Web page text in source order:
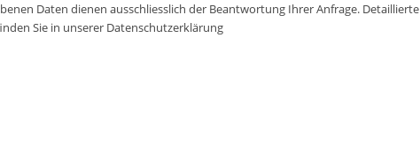
Daten dienen ausschliesslich der Beantwortung Ihrer Anfrage. Detaillierte
Sie in unserer Datenschutzerklärung